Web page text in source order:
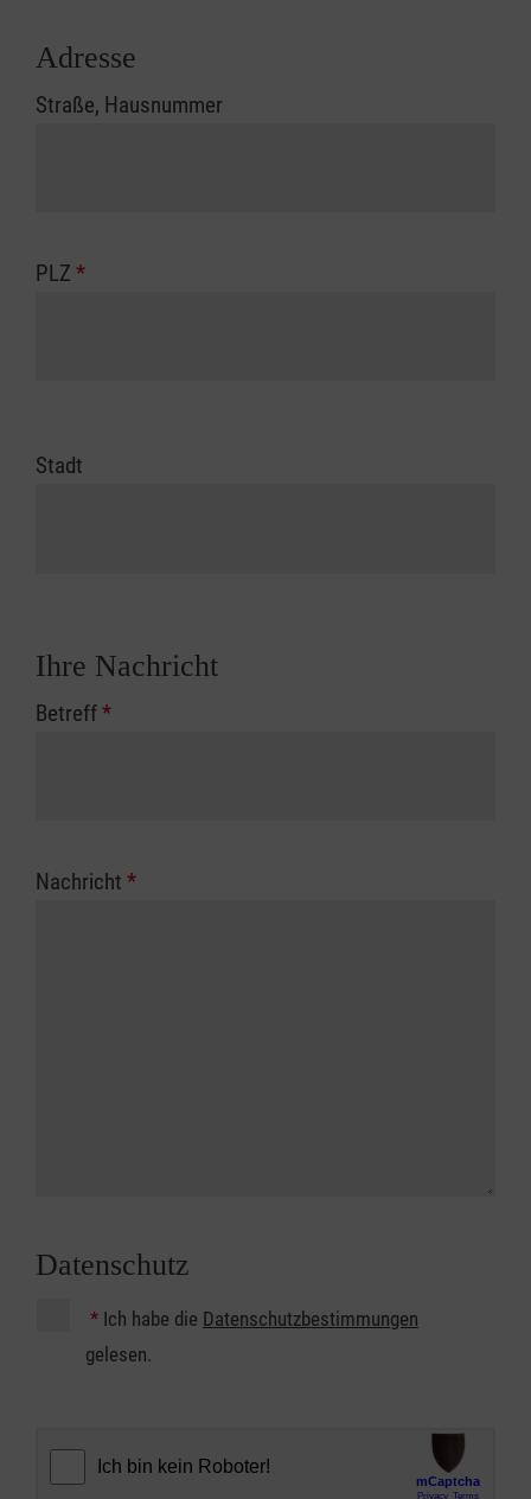
Adresse
Straße, Hausnummer
PLZ *
Stadt
Ihre Nachricht
Betreff*
Nachricht *
Datenschutz
* Ich habe die Datenschutzbestimmungen
gelesen.